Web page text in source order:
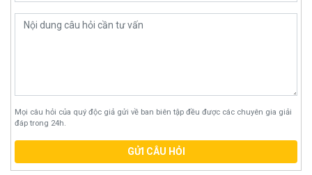
Mọi câu hỏi của quý độc giả gửi về ban biên tập đều được các chuyên gia giải
đáp trong 24h.
GỬI CÂU HỎI